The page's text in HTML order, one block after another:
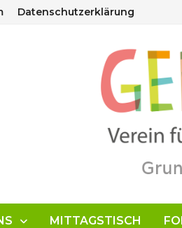
Datenschutzerklärung
MITTAGSTISCH